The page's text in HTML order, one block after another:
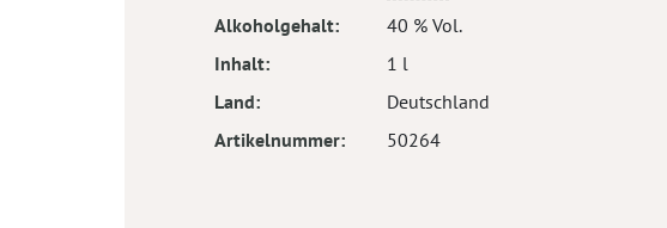
Alkoholgehalt
40 % Vol.
Inhalt
1 l
Land
Deutschland
Artikelnummer
50264